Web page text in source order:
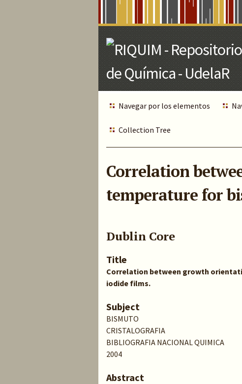
Navegar por los elementos
Collection Tree
Correlation
temperature for
Dublin Core
Title
Correlation between growth
iodide films.
Subject
BISMUTO
CRISTALOGRAFIA
BIBLIOGRAFIA NACIONAL QUIMICA
2004
Abstract